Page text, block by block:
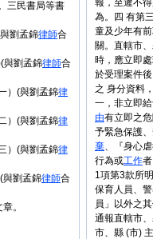
三民書局等書
劉孟錦律師合
與劉孟錦律師合
）(與劉孟錦律
）(與劉孟錦律
）(與劉孟錦律
與劉孟錦律師合
。
報，至遲不
為。四 有第
童及少年有
關。直轄市
時，應立即
於受理案件
之 身分資料
一，非立即
由有立即之
予緊急保護
棄、『身心
行為或工作
1項第3款所
保育人員、
員」以外之
通報直轄市
市、縣 (市)